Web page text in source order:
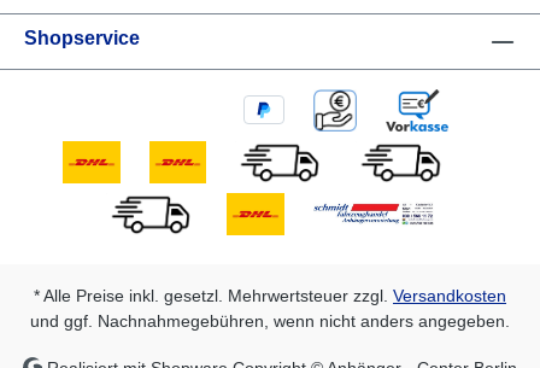
Shopservice
* Alle Preise inkl. gesetzl. Mehrwertsteuer zzgl. Versandkosten
und ggf. Nachnahmegebühren, wenn nicht anders angegeben.